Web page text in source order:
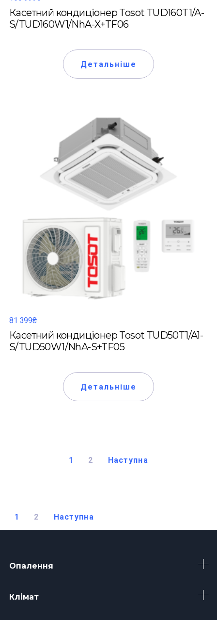
Касетний кондиціонер Tosot TUD160T1/A-
S/TUD160W1/NhA-X+TF06
Детальніше
81 399₴
Касетний кондиціонер Tosot TUD50T1/A1-
S/TUD50W1/NhA-S+TF05
Детальніше
1 2 Наступна
1 2 Наступна
Опалення
Клімат